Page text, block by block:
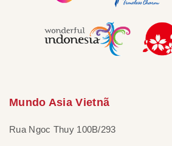
Mundo Asia Vietnã
Rua Ngoc Thuy 100B/293